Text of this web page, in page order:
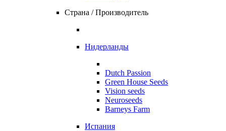
Страна / Производитель
Нидерланды
Dutch Passion
Green House Seeds
Vision seeds
Neuroseeds
Barneys Farm
Испания